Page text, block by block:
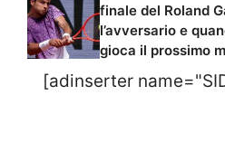
finale del Roland
l’avversario e
gioca il prossimo
[adinserter